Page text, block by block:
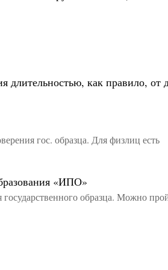
длительностью, как правило, от
гос. образца. Для физлиц есть
«ИПО»
образца. Можно